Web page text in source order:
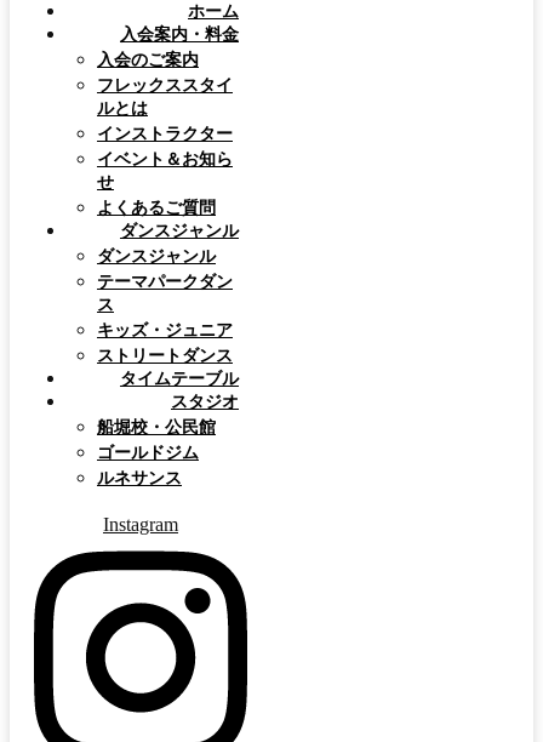
ホーム
入会案内・料金
入会のご案内
フレックススタイ
ルとは
インストラクター
イベント＆お知ら
せ
よくあるご質問
ダンスジャンル
ダンスジャンル
テーマパークダン
ス
キッズ・ジュニア
ストリートダンス
タイムテーブル
スタジオ
船堀校・公民館
ゴールドジム
ルネサンス
Instagram